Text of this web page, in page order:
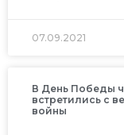
07.09.2021
В День Победы
встретились с
войны